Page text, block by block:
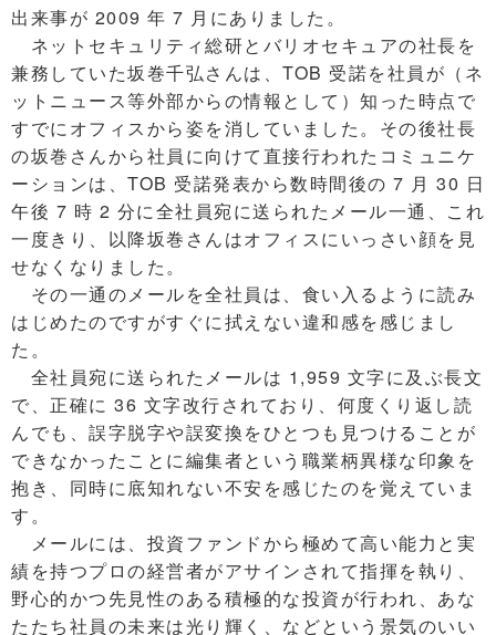
出来事が 2009 年 7 月にありました。
ネットセキュリティ総研とバリオセキュアの社長を
兼務していた坂巻千弘さんは、TOB 受諾を社員が（ネ
ットニュース等外部からの情報として）知った時点で
すでにオフィスから姿を消していました。その後社長
の坂巻さんから社員に向けて直接行われたコミュニケ
ーションは、TOB 受諾発表から数時間後の 7 月 30 日
午後 7 時 2 分に全社員宛に送られたメール一通、これ
一度きり、以降坂巻さんはオフィスにいっさい顔を見
せなくなりました。
その一通のメールを全社員は、食い入るように読み
はじめたのですがすぐに拭えない違和感を感じまし
た。
全社員宛に送られたメールは 1,959 文字に及ぶ長文
で、正確に 36 文字改行されており、何度くり返し読
んでも、誤字脱字や誤変換をひとつも見つけることが
できなかったことに編集者という職業柄異様な印象を
抱き、同時に底知れない不安を感じたのを覚えていま
す。
メールには、投資ファンドから極めて高い能力と実
績を持つプロの経営者がアサインされて指揮を執り、
野心的かつ先見性のある積極的な投資が行われ、あな
たたち社員の未来は光り輝く、などという景気のいい